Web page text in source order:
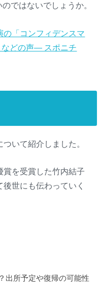
ではないでしょうか。
の「コンフィデンスマ
などの声― スポニチ
いて紹介しました。
賞を受賞した竹内結子
世にも伝わっていく
出所予定や復帰の可能性